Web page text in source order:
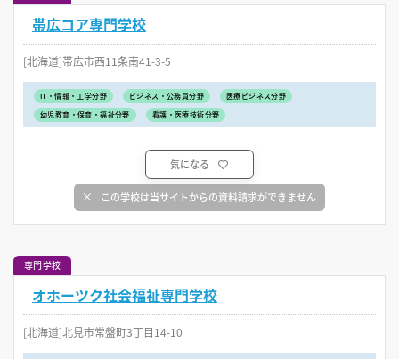
帯広コア専門学校
[北海道]帯広市西11条南41-3-5
IT・情報・工学分野 ビジネス・公務員分野
医療ビジネス分野
幼児教育・保育・福祉分野
看護・医療技術分野
気になる
この学校は当サイトからの資料請求ができません
専門学校
オホーツク社会福祉専門学校
[北海道]北見市常盤町3丁目14-10